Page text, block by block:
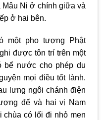
Ni ở chính giữa và
ở hai bên.
một pho tượng Phật
được tôn trí trên một
bể nước cho phép du
mọi điều tốt lành.
lưng ngôi chánh điện
đế và hai vị Nam
chùa có lối đi nhỏ men